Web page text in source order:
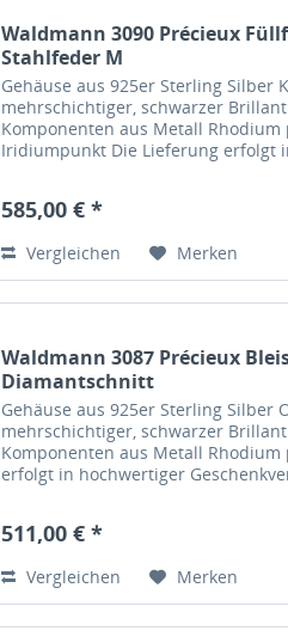
Waldmann 3090 Précieux
Stahlfeder M
Gehäuse aus 925er Sterling
mehrschichtiger, schwarzer
Komponenten aus Metall
Iridiumpunkt Die Lieferung erfolgt
585,00 € *
Vergleichen Merken
Waldmann 3087 Précieux
Diamantschnitt
Gehäuse aus 925er Sterling
mehrschichtiger, schwarzer
Komponenten aus Metall
erfolgt in hochwertiger
511,00 € *
Vergleichen Merken